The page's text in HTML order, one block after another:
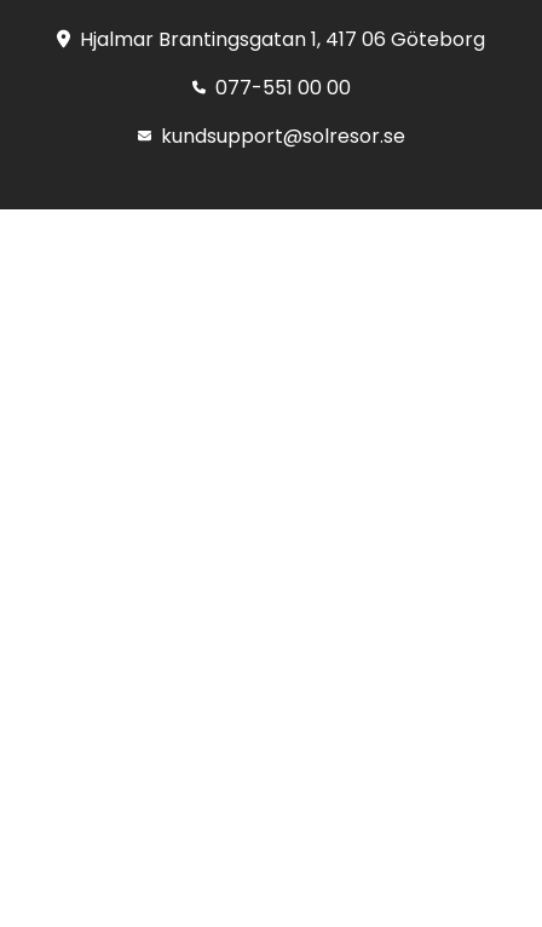
Hjalmar Brantingsgatan 1, 417 06 Göteborg
077-551 00 00
kundsupport@solresor.se